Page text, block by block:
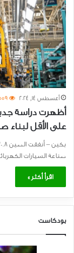
أغسطس 14, 2024
على الأقل لبناء
صناعة السيارات
اقرأ أكثر »
بودكاست